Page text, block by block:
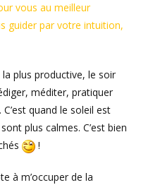
vous au meilleur
guider par votre intuition,
plus productive, le soir
méditer, pratiquer
quand le soleil est
plus calmes. C’est bien
!
à m’occuper de la